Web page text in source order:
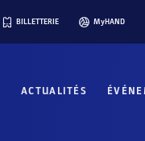
BILLETTERIE MyHAND
ACTUALITÉS